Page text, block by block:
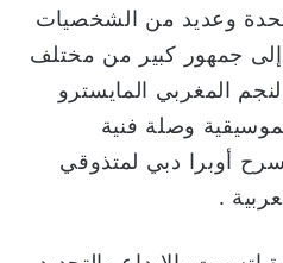
وعديد من الشخصيات
إلى جمهور كبير من مختلف
المغربي المايسترو
وصلة فنية
أوبرا دبي لمتذوقي
.